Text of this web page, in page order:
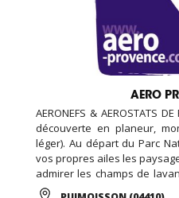
AERO
AERONEFS & AEROSTATS
découverte en planeur,
léger). Au départ du Parc
vos propres ailes les
admirer les champs de
le lac Sainte-Croix ou les